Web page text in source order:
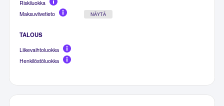
Riskiluokka
Maksuviivetieto
NÄYTÄ
TALOUS
Liikevaihtoluokka
Henkilöstöluokka